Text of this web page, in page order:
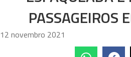
PASSAGEIROS
12 novembro 2021